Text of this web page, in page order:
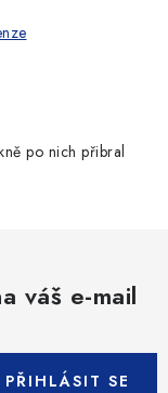
po nich přibral
váš e-mail
PŘIHLÁSIT SE